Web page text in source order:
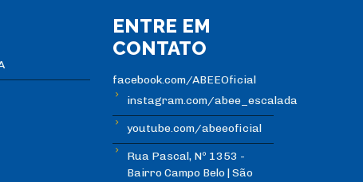
ENTRE EM
CONTATO
facebook.com/ABEEOficial
instagram.com/abee_escalada
youtube.com/abeeoficial
Rua Pascal, Nº 1353 -
Bairro Campo Belo | São